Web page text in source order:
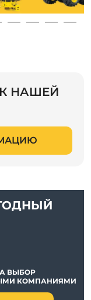
К НАШЕЙ
ВЫБОР
КОМПАНИЯМИ